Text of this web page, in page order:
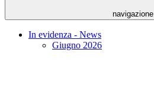
navigazione
In evidenza - News
Giugno 2026